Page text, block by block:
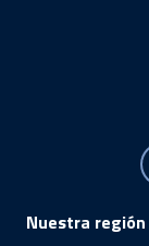
Nuestra región